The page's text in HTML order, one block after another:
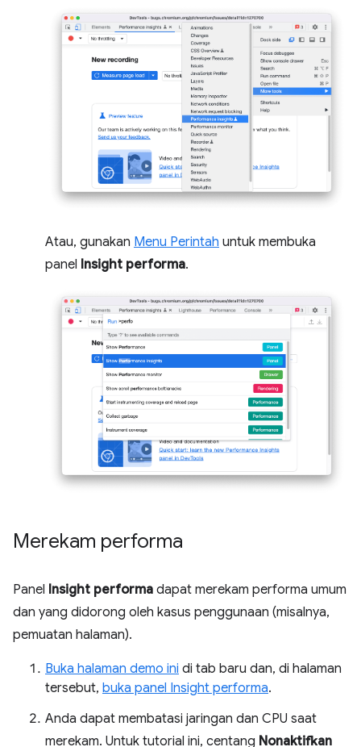
Atau, gunakan Menu Perintah untuk membuka
panel Insight performa.
Merekam performa
Panel Insight performa dapat merekam performa umum
dan yang didorong oleh kasus penggunaan (misalnya,
pemuatan halaman).
Buka halaman demo ini di tab baru dan, di halaman
tersebut, buka panel Insight performa.
Anda dapat membatasi jaringan dan CPU saat
merekam. Untuk tutorial ini, centang Nonaktifkan